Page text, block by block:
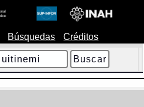
Búsquedas Créditos